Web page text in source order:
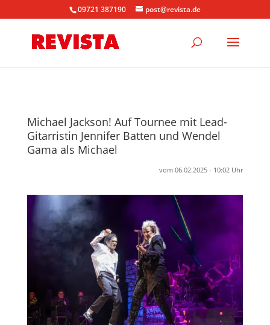
09721 387190 post@revista.de
Michael Jackson! Auf Tournee mit Lead-
Gitarristin Jennifer Batten und Wendel
Gama als Michael
vom 06.02.2025 - 10:02 Uhr